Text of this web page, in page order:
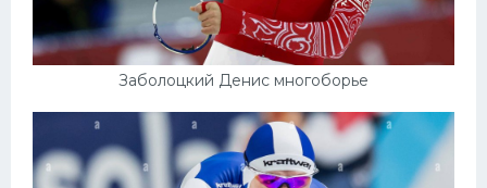
Заболоцкий Денис многоборье